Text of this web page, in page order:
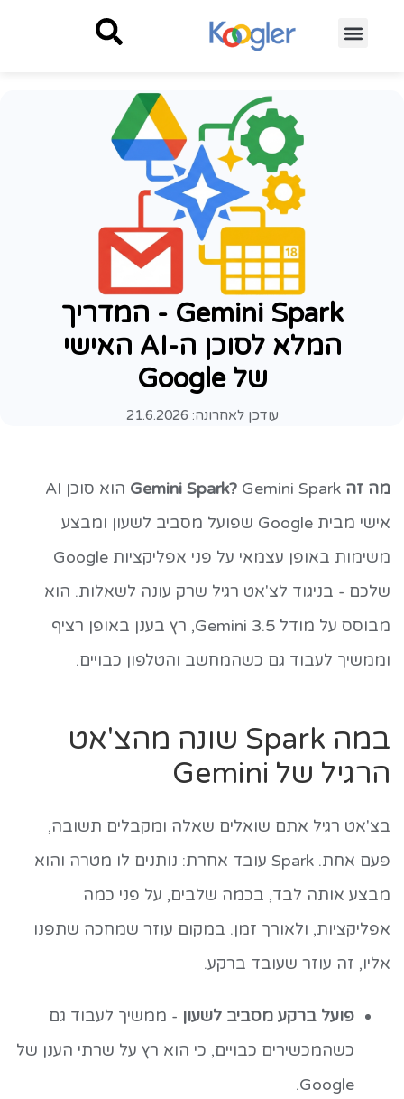
Gemini Spark - המדריך
המלא לסוכן ה-AI האישי
של Google
עודכן לאחרונה: 21.6.2026
מה זה Gemini Spark?
Gemini Spark הוא סוכן AI
אישי מבית Google שפועל מסביב לשעון ומבצע
משימות באופן עצמאי על פני אפליקציות Google
שלכם - בניגוד לצ'אט רגיל שרק עונה לשאלות. הוא
מבוסס על מודל Gemini 3.5, רץ בענן באופן רציף
וממשיך לעבוד גם כשהמחשב והטלפון כבויים.
במה Spark שונה מהצ'אט
הרגיל של Gemini
בצ'אט רגיל אתם שואלים שאלה ומקבלים תשובה,
פעם אחת. Spark עובד אחרת: נותנים לו מטרה והוא
מבצע אותה לבד, בכמה שלבים, על פני כמה
אפליקציות, ולאורך זמן. במקום עוזר שמחכה שתפנו
אליו, זה עוזר שעובד ברקע.
פועל ברקע מסביב לשעון - ממשיך לעבוד גם
כשהמכשירים כבויים, כי הוא רץ על שרתי הענן של
Google.